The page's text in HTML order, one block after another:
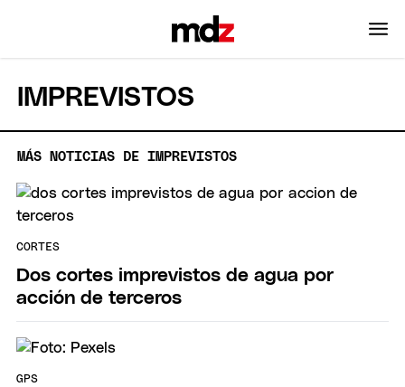
IMPREVISTOS
MÁS NOTICIAS DE IMPREVISTOS
CORTES
Dos cortes imprevistos de agua por
acción de terceros
GPS